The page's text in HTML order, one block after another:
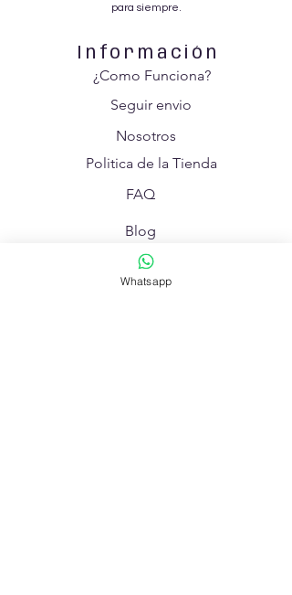
para siempre.
Información
¿Como Funciona?
Blog
Nosotros
FAQ
Politica de la Tienda
Seguir envio
Forma de Pago
Whatsapp